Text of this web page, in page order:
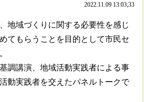
2022.11.09 13:03;33
地域づくりに関する必要性を感じ
てもらうことを目的として市民セ
調講演、地域活動実践者による事
動実践者を交えたパネルトークで